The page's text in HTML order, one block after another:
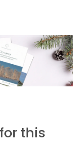
this